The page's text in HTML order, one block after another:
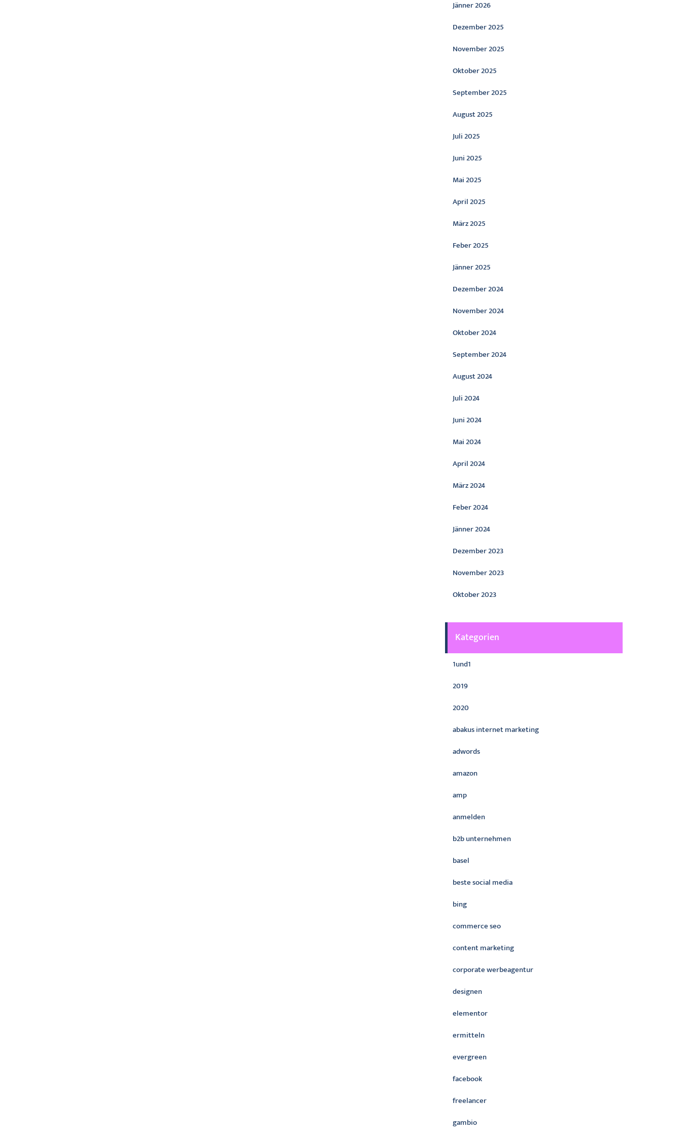
Jänner 2026
Dezember 2025
November 2025
Oktober 2025
September 2025
August 2025
Juli 2025
Juni 2025
Mai 2025
April 2025
März 2025
Feber 2025
Jänner 2025
Dezember 2024
November 2024
Oktober 2024
September 2024
August 2024
Juli 2024
Juni 2024
Mai 2024
April 2024
März 2024
Feber 2024
Jänner 2024
Dezember 2023
November 2023
Oktober 2023
Kategorien
1und1
2019
2020
abakus internet marketing
adwords
amazon
amp
anmelden
b2b unternehmen
basel
beste social media
bing
commerce seo
content marketing
corporate werbeagentur
designen
elementor
ermitteln
evergreen
facebook
freelancer
gambio